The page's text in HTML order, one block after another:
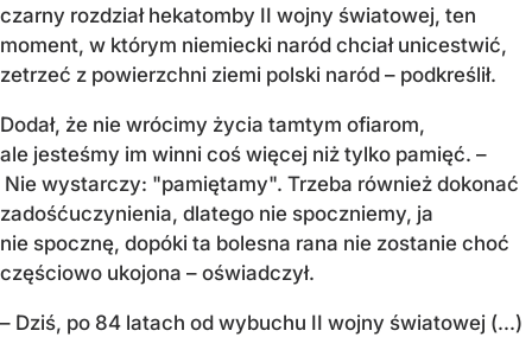
czarny rozdział hekatomby II wojny światowej, ten
moment, w którym niemiecki naród chciał unicestwić,
zetrzeć z powierzchni ziemi polski naród – podkreślił.
Dodał, że nie wrócimy życia tamtym ofiarom,
ale jesteśmy im winni coś więcej niż tylko pamięć. –
Nie wystarczy: "pamiętamy". Trzeba również dokonać
zadośćuczynienia, dlatego nie spoczniemy, ja
nie spocznę, dopóki ta bolesna rana nie zostanie choć
częściowo ukojona – oświadczył.
– Dziś, po 84 latach od wybuchu II wojny światowej (...)